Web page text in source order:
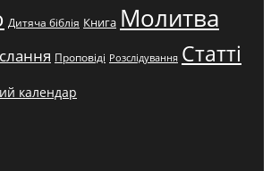
Дитяча біблія Книга Молитва
Проповіді Розслідування Статті
календар